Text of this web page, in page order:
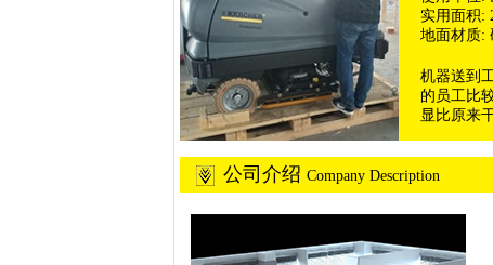
实用面积:
地面材质:
机器送到
的员工比
显比原来
公司介绍 Company Description